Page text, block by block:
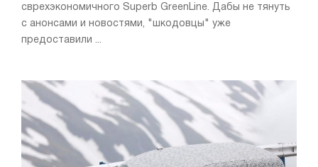
сврехэкономичного Superb GreenLine. Дабы не тянуть
с анонсами и новостями, "шкодовцы" уже
предоставили ...